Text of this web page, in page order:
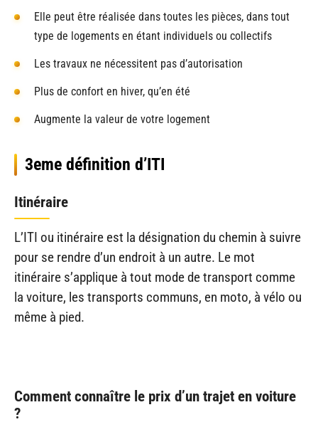
Elle peut être réalisée dans toutes les pièces, dans tout
type de logements en étant individuels ou collectifs
Les travaux ne nécessitent pas d’autorisation
Plus de confort en hiver, qu’en été
Augmente la valeur de votre logement
3eme définition d’ITI
Itinéraire
L’ITI ou itinéraire est la désignation du chemin à suivre
pour se rendre d’un endroit à un autre. Le mot
itinéraire s’applique à tout mode de transport comme
la voiture, les transports communs, en moto, à vélo ou
même à pied.
Comment connaître le prix d’un trajet en voiture
?